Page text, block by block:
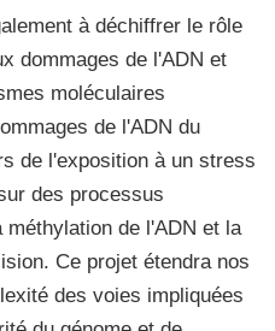
à déchiffrer le rôle
dommages de l'ADN et
moléculaires
de l'ADN du
de l'exposition à un stress
des processus
de l'ADN et la
Ce projet étendra nos
des voies impliquées